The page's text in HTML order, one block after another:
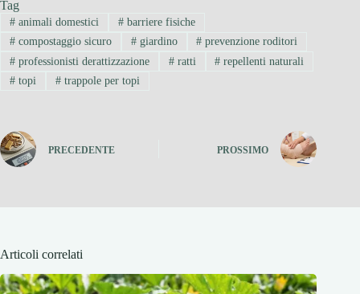
Tag
#animali domestici #barriere fisiche
#compostaggio sicuro #giardino # prevenzione roditori
#professionisti derattizzazione #ratti # repellenti naturali
#topi #trappole per topi
PRECEDENTE PROSSIMO
Articoli correlati